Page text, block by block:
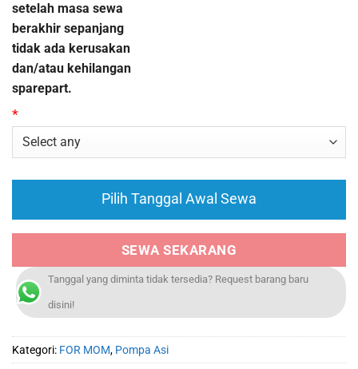
setelah masa sewa
berakhir sepanjang
tidak ada kerusakan
dan/atau kehilangan
sparepart.
*
Pilih Tanggal Awal Sewa
SEWA SEKARANG
Tanggal yang diminta tidak tersedia? Request barang baru
disini!
Kategori: FOR MOM, Pompa Asi